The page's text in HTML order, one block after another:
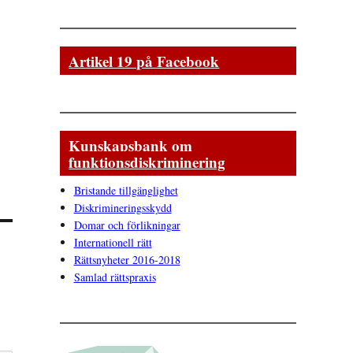
Artikel 19 på Facebook
Kunskapsbank om
funktionsdiskriminering
Bristande tillgänglighet
Diskrimineringsskydd
Domar och förlikningar
Internationell rätt
Rättsnyheter 2016-2018
Samlad rättspraxis